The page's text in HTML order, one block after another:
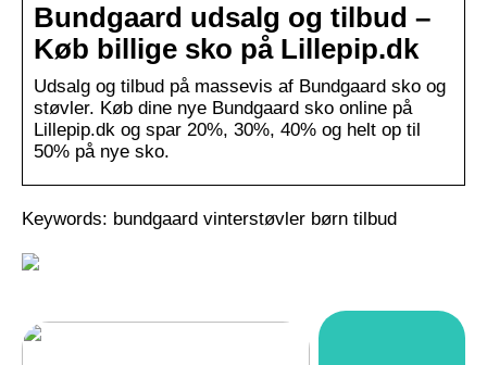
Bundgaard udsalg og tilbud –
Køb billige sko på Lillepip.dk
Udsalg og tilbud på massevis af Bundgaard sko og
støvler. Køb dine nye Bundgaard sko online på
Lillepip.dk og spar 20%, 30%, 40% og helt op til
50% på nye sko.
Keywords: bundgaard vinterstøvler børn tilbud